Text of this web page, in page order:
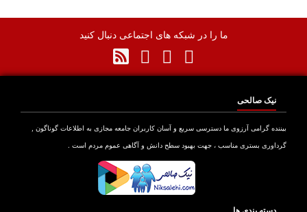
ما را در شبکه های اجتماعی دنبال کنید
نیک صالحی
بیننده گرامی آرزوی ما دسترسی سریع و آسان کاربران جامعه مجازی به اطلاعات گوناگون ,
گرداوری بستری مناسب ، جهت بهبود سطح دانش و آگاهی عموم مردم است .